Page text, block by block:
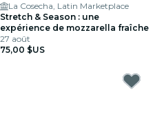
La Cosecha, Latin Marketplace
Stretch & Season : une
expérience de mozzarella fraîche
27 août
75,00 $US